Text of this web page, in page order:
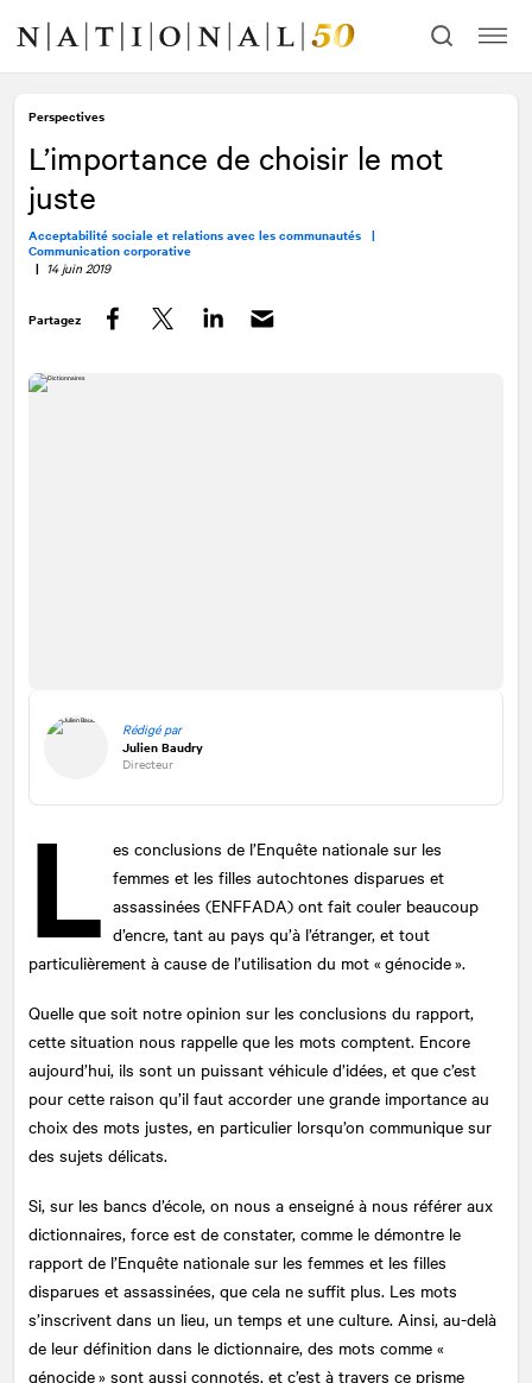
contenu
navigation
Perspectives
L’importance de choisir le mot
juste
Acceptabilité sociale et relations avec les communautés |
Communication corporative
| 14 juin 2019
Partagez
Rédigé par
Julien Baudry
Directeur
L es conclusions de l’Enquête nationale sur les
femmes et les filles autochtones disparues et
assassinées (ENFFADA) ont fait couler beaucoup
d’encre, tant au pays qu’à l’étranger, et tout
particulièrement à cause de l’utilisation du mot « génocide ».
Quelle que soit notre opinion sur les conclusions du rapport,
cette situation nous rappelle que les mots comptent. Encore
aujourd’hui, ils sont un puissant véhicule d’idées, et que c’est
pour cette raison qu’il faut accorder une grande importance au
choix des mots justes, en particulier lorsqu’on communique sur
des sujets délicats.
Si, sur les bancs d’école, on nous a enseigné à nous référer aux
dictionnaires, force est de constater, comme le démontre le
rapport de l’Enquête nationale sur les femmes et les filles
disparues et assassinées, que cela ne suffit plus. Les mots
s’inscrivent dans un lieu, un temps et une culture. Ainsi, au-delà
de leur définition dans le dictionnaire, des mots comme «
génocide » sont aussi connotés, et c’est à travers ce prisme